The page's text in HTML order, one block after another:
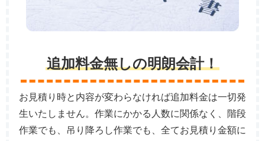
追加料金無しの明朗会計！
お見積り時と内容が変わらなければ追加料金は一切発
生いたしません。作業にかかる人数に関係なく、階段
作業でも、吊り降ろし作業でも、全てお見積り金額に